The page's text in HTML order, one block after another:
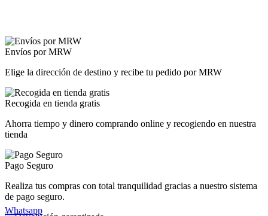
Whatsapp
Envíos por MRW
Elige la dirección de destino y recibe tu pedido por MRW
Recogida en tienda gratis
Ahorra tiempo y dinero comprando online y recogiendo en nuestra
tienda
Pago Seguro
Realiza tus compras con total tranquilidad gracias a nuestro sistema
de pago seguro.